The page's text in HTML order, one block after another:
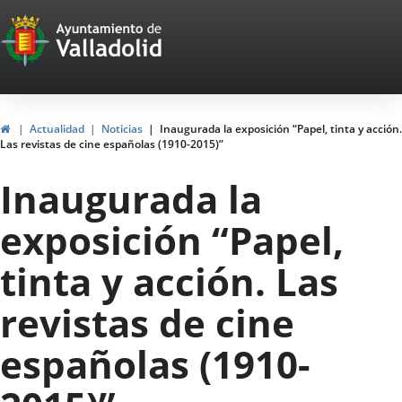
Portal
Web
del
Ayuntamiento
de
Valladolid
InicioActualidad Noticias
Inaugurada la exposición “Papel, tinta y acción.
Las revistas de cine españolas (1910-2015)”
Inaugurada la
exposición “Papel,
tinta y acción. Las
revistas de cine
españolas (1910-